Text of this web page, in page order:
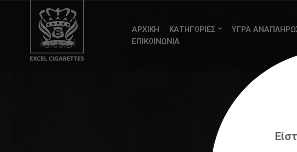
ΑΡΧΙΚΗ ΚΑΤΗΓΟΡΙΕΣ ΥΓΡΑ
ΕΠΙΚΟΙΝΩΝΙΑ